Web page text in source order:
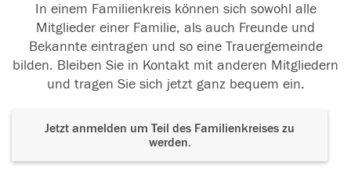
In einem Familienkreis können sich sowohl alle
Mitglieder einer Familie, als auch Freunde und
Bekannte eintragen und so eine Trauergemeinde
bilden. Bleiben Sie in Kontakt mit anderen Mitgliedern
und tragen Sie sich jetzt ganz bequem ein.
Jetzt anmelden um Teil des Familienkreises zu
werden.